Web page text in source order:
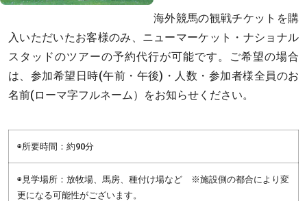
海外競馬の観戦チケットを購
入いただいたお客様のみ、ニューマーケット・ナショナル
スタッドのツアーの予約代行が可能です。ご希望の場合
は、参加希望日時(午前・午後)・人数・参加者様全員のお
名前(ローマ字フルネーム）をお知らせください。
◉所要時間：約90分
◉見学場所：放牧場、馬房、種付け場など ※施設側の都合により変
更になる可能性がございます。